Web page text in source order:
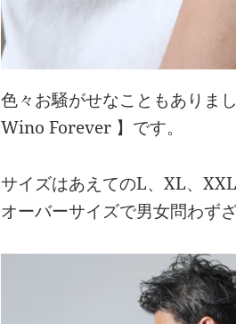
色々お騒がせなこともありま
Wino Forever 】です。
サイズはあえてのL、XL、XXL
オーバーサイズで男女問わずざ